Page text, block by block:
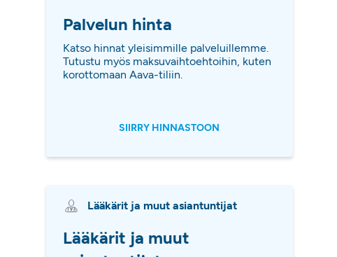
Palvelun hinta
Katso hinnat yleisimmille palveluillemme.
Tutustu myös maksuvaihtoehtoihin, kuten
korottomaan Aava-tiliin.
SIIRRY HINNASTOON
Lääkärit ja muut asiantuntijat
Lääkärit ja muut